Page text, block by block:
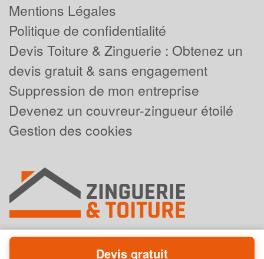
Mentions Légales
Politique de confidentialité
Devis Toiture & Zinguerie : Obtenez un
devis gratuit & sans engagement
Suppression de mon entreprise
Devenez un couvreur-zingueur étoilé
Gestion des cookies
Devis gratuit